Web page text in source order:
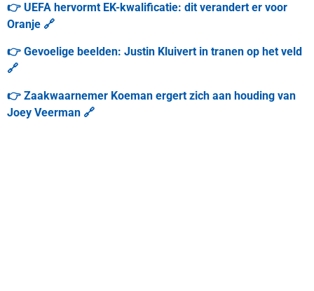
👉 UEFA hervormt EK-kwalificatie: dit verandert er voor
Oranje 🔗
👉 Gevoelige beelden: Justin Kluivert in tranen op het veld
🔗
👉 Zaakwaarnemer Koeman ergert zich aan houding van
Joey Veerman 🔗